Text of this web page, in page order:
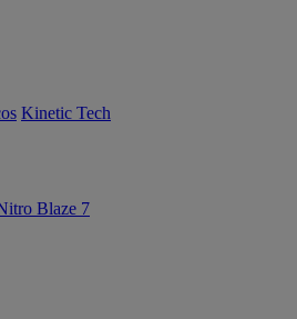
Kinetic Tech
Blaze 7